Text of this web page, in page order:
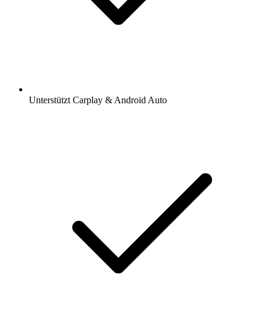
Unterstützt Carplay & Android Auto